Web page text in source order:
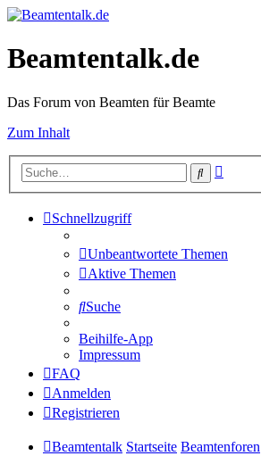
Beamtentalk.de
Das Forum von Beamten für Beamte
Zum Inhalt
Suche
Schnellzugriff
Unbeantwortete Themen
Aktive Themen
Suche
Beihilfe-App
Impressum
FAQ
Anmelden
Registrieren
Beamtentalk Startseite Beamtenforen